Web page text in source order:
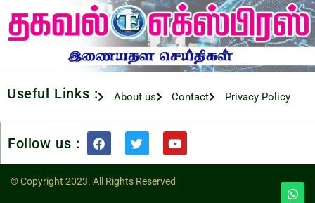
Useful Links : About us Contact Privacy Policy
Follow us :
© Copyright 2023. All Rights Reserved